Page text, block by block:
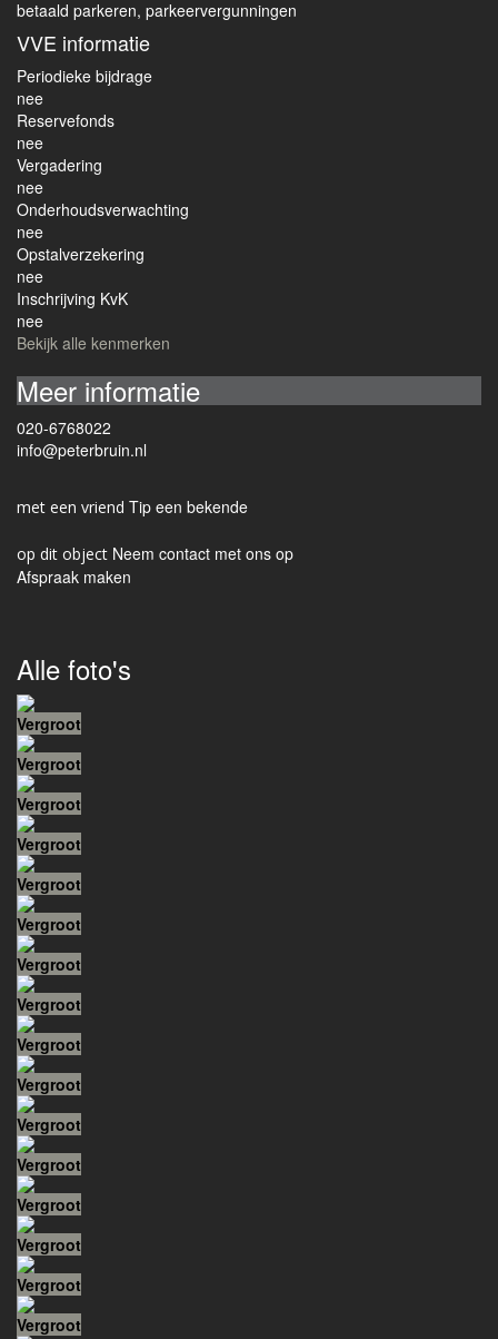
betaald parkeren, parkeervergunningen
VVE informatie
Periodieke bijdrage
nee
Reservefonds
nee
Vergadering
nee
Onderhoudsverwachting
nee
Opstalverzekering
nee
Inschrijving KvK
nee
Bekijk alle kenmerken
Meer informatie
020-6768022
info@peterbruin.nl
Tip een bekende
Neem contact met ons op
Afspraak maken
Alle foto's
Vergroot
Vergroot
Vergroot
Vergroot
Vergroot
Vergroot
Vergroot
Vergroot
Vergroot
Vergroot
Vergroot
Vergroot
Vergroot
Vergroot
Vergroot
Vergroot